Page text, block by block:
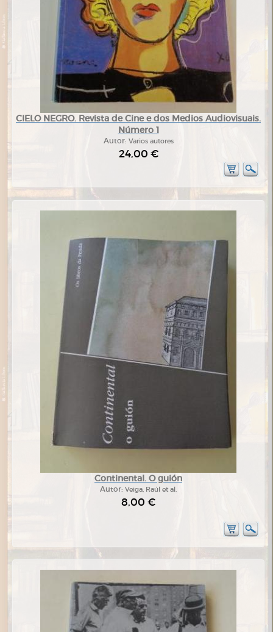
CIELO NEGRO. Revista de Cine e dos Medios Audiovisuais.
Número 1
Autor: Varios autores
24,00 €
Continental. O guión
Autor: Veiga, Raúl et al.
8,00 €